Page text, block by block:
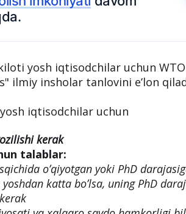
yosh iqtisodchilar uchun WTO
ilmiy insholar tanlovini eʼlon
iqtisodchilar uchun